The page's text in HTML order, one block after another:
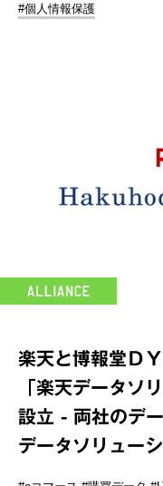
#個人情報保護
楽天と博報堂Ｄ
「楽天データソ
設立 - 両社のデ
データソリュー